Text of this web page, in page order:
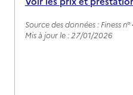
Source des données : Finess
Mis à jour le : 27/01/2026